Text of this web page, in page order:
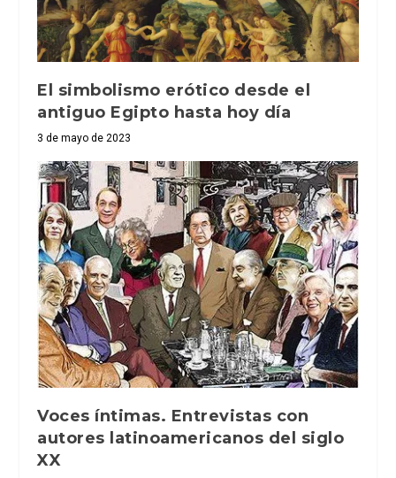
El simbolismo erótico desde el
antiguo Egipto hasta hoy día
3 de mayo de 2023
Voces íntimas. Entrevistas con
autores latinoamericanos del siglo
XX